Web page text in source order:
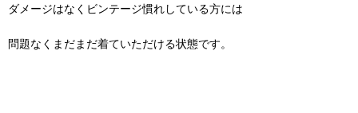
ダメージはなくビンテージ慣れしている方には
問題なくまだまだ着ていただける状態です。